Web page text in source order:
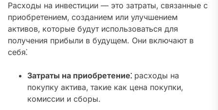
Расходы на инвестиции — это затраты‚ связанные с
приобретением‚ созданием или улучшением
активов‚ которые будут использоваться для
получения прибыли в будущем. Они включают в
себя⁚
Затраты на приобретение⁚ расходы на
покупку актива‚ такие как цена покупки‚
комиссии и сборы.